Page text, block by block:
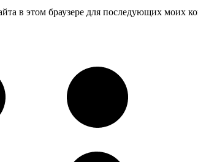
в этом браузере для последующих моих